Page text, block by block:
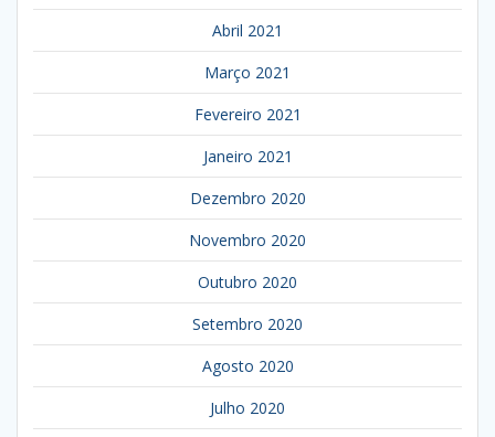
Abril 2021
Março 2021
Fevereiro 2021
Janeiro 2021
Dezembro 2020
Novembro 2020
Outubro 2020
Setembro 2020
Agosto 2020
Julho 2020